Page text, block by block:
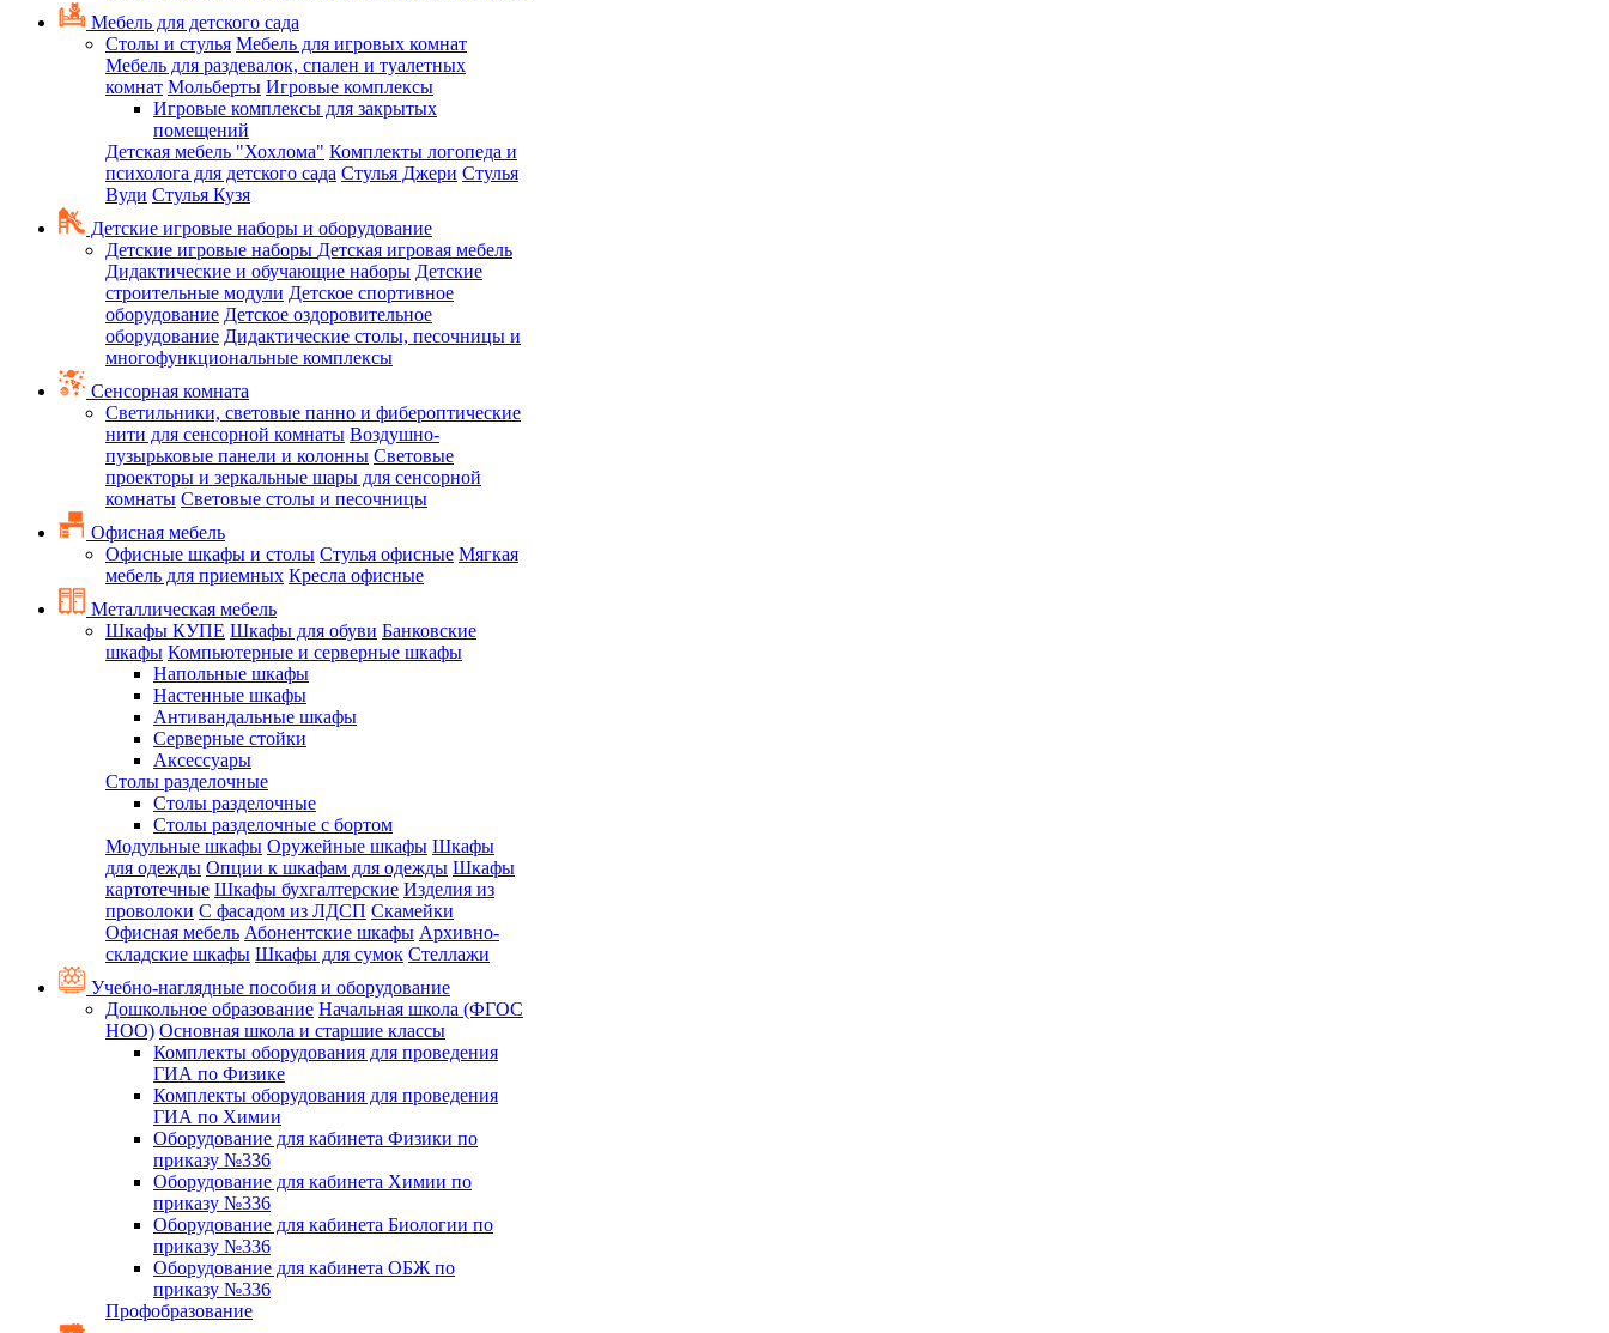
Мебель для детского сада
Столы и стулья Мебель для игровых комнат
Мебель для раздевалок, спален и туалетных
комнат Мольберты Игровые комплексы
Игровые комплексы для закрытых
помещений
Детская мебель "Хохлома" Комплекты логопеда и
психолога для детского сада Стулья Джери Стулья
Вуди Стулья Кузя
Детские игровые наборы и оборудование
Детские игровые наборы Детская игровая мебель
Дидактические и обучающие наборы Детские
строительные модули Детское спортивное
оборудование Детское оздоровительное
оборудование Дидактические столы, песочницы и
многофункциональные комплексы
Сенсорная комната
Светильники, световые панно и фибероптические
нити для сенсорной комнаты Воздушно-
пузырьковые панели и колонны Световые
проекторы и зеркальные шары для сенсорной
комнаты Световые столы и песочницы
Офисная мебель
Офисные шкафы и столы Стулья офисные Мягкая
мебель для приемных Кресла офисные
Металлическая мебель
Шкафы КУПЕ Шкафы для обуви Банковские
шкафы Компьютерные и серверные шкафы
Напольные шкафы
Настенные шкафы
Антивандальные шкафы
Серверные стойки
Аксессуары
Столы разделочные
Столы разделочные
Столы разделочные с бортом
Модульные шкафы Оружейные шкафы Шкафы
для одежды Опции к шкафам для одежды Шкафы
картотечные Шкафы бухгалтерские Изделия из
проволоки С фасадом из ЛДСП Скамейки
Офисная мебель Абонентские шкафы Архивно-
складские шкафы Шкафы для сумок Стеллажи
Учебно-наглядные пособия и оборудование
Дошкольное образование Начальная школа (ФГОС
НОО) Основная школа и старшие классы
Комплекты оборудования для проведения
ГИА по Физике
Комплекты оборудования для проведения
ГИА по Химии
Оборудование для кабинета Физики по
приказу №336
Оборудование для кабинета Химии по
приказу №336
Оборудование для кабинета Биологии по
приказу №336
Оборудование для кабинета ОБЖ по
приказу №336
Профобразование